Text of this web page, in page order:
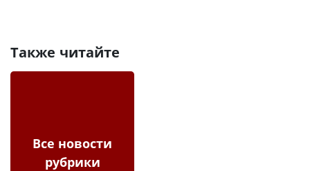
Также читайте
Все новости
рубрики